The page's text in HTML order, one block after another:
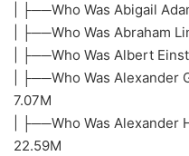
| ├──Who Was Abigail
| ├──Who Was Abraham
| ├──Who Was Albert
| ├──Who Was Alexander
7.07M
| ├──Who Was Alexander
22.59M